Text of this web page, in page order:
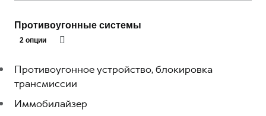
Противоугонные системы
2 опции
Противоугонное устройство, блокировка
трансмиссии
Иммобилайзер